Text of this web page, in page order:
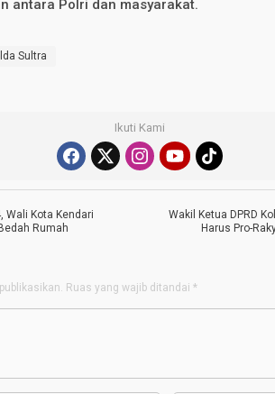
antara Polri dan masyarakat.
Sultra
Ikuti Kami
Wali Kota Kendari
Rumah
Wakil Ketua DPRD
Harus Pro-
Ruas yang wajib ditandai *